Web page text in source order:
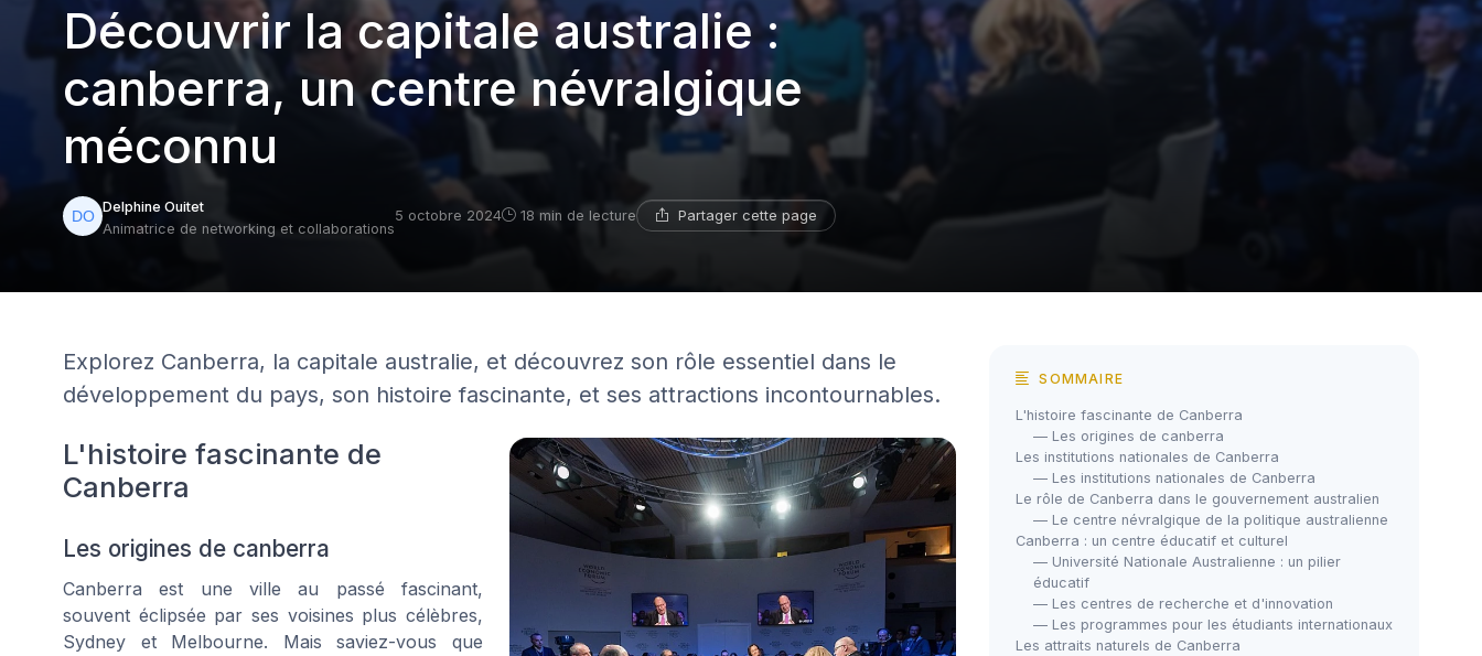
Découvrir la capitale australie :
canberra, un centre névralgique
méconnu
Delphine Ouitet
Animatrice de networking et collaborations
5 octobre 2024 18 min de lecture Partager cette page
Explorez Canberra, la capitale australie, et découvrez son rôle essentiel dans le
développement du pays, son histoire fascinante, et ses attractions incontournables.
L'histoire fascinante de
Canberra
Les origines de canberra
Canberra est une ville au passé fascinant,
souvent éclipsée par ses voisines plus célèbres,
Sydney et Melbourne. Mais saviez-vous que
SOMMAIRE
L'histoire fascinante de Canberra
— Les origines de canberra
Les institutions nationales de Canberra
— Les institutions nationales de Canberra
Le rôle de Canberra dans le gouvernement australien
— Le centre névralgique de la politique australienne
Canberra : un centre éducatif et culturel
— Université Nationale Australienne : un pilier
éducatif
— Les centres de recherche et d'innovation
— Les programmes pour les étudiants internationaux
Les attraits naturels de Canberra